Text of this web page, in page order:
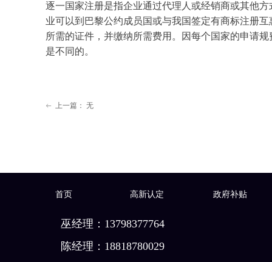
逐一国家注册是指企业通过代理人或经销商或其他
业可以到巴黎公约成员国或与我国签定有商标注册
所需的证件，并缴纳所需费用。因每个国家的申请
是不同的。
ꂃ 上一篇： 无
首页 高新认定 政府补贴
巫经理：13798377764
陈经理：18818780029